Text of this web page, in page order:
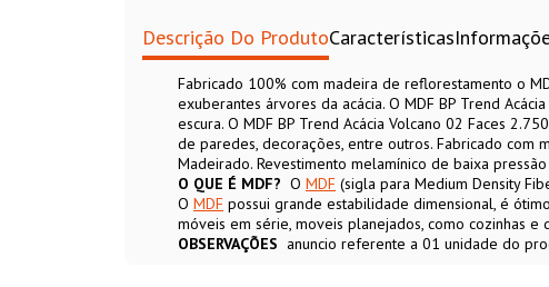
Descrição Do ProdutoCaracterísticas
Fabricado 100% com madeira de reflorestamento o
exuberantes árvores da acácia. O MDF BP Trend
escura. O MDF BP Trend Acácia Volcano 02 Faces
de paredes, decorações, entre outros. Fabricado com
Madeirado. Revestimento melamínico de baixa
O QUE É MDF? O MDF (sigla para Medium Density
O MDF possui grande estabilidade dimensional, é
móveis em série, moveis planejados, como cozinhas
OBSERVAÇÕES anuncio referente a 01 unidade do